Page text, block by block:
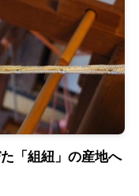
「組紐」の産地へ